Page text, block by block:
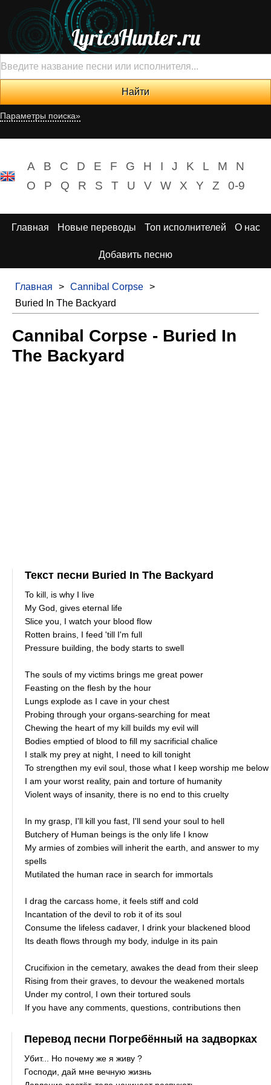
LyricsHunter.ru
Параметры поиска»
A B C D E F G H I J K L M
N
O
P Q R S T U V W X Y Z 0-9
Главная Новые переводы Топ исполнителей О нас
Добавить песню
Главная > Cannibal Corpse >
Buried In The Backyard
Cannibal Corpse - Buried In
The Backyard
Текст песни Buried In The Backyard
To kill, is why I live
My God, gives eternal life
Slice you, I watch your blood flow
Rotten brains, I feed 'till I'm full
Pressure building, the body starts to swell
The souls of my victims brings me great power
Feasting on the flesh by the hour
Lungs explode as I cave in your chest
Probing through your organs-searching for meat
Chewing the heart of my kill builds my evil will
Bodies emptied of blood to fill my sacrificial chalice
I stalk my prey at night, I need to kill tonight
To strengthen my evil soul, those what I keep worship me below
I am your worst reality, pain and torture of humanity
Violent ways of insanity, there is no end to this cruelty
In my grasp, I'll kill you fast, I'll send your soul to hell
Butchery of Human beings is the only life I know
My armies of zombies will inherit the earth, and answer to my
spells
Mutilated the human race in search for immortals
I drag the carcass home, it feels stiff and cold
Incantation of the devil to rob it of its soul
Consume the lifeless cadaver, I drink your blackened blood
Its death flows through my body, indulge in its pain
Crucifixion in the cemetary, awakes the dead from their sleep
Rising from their graves, to devour the weakened mortals
Under my control, I own their tortured souls
If you have any comments, questions, contributions then
Перевод песни Погребённый на задворках
Убит... Но почему же я живу ?
Господи, дай мне вечную жизнь